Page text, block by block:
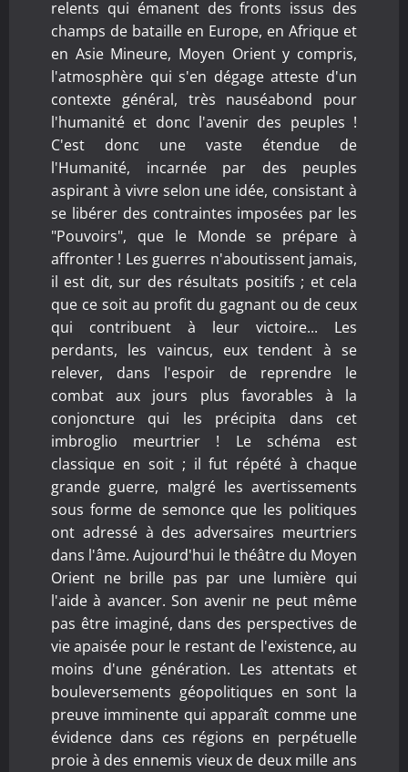
relents qui émanent des fronts issus des
champs de bataille en Europe, en Afrique et
en Asie Mineure, Moyen Orient y compris,
l'atmosphère qui s'en dégage atteste d'un
contexte général, très nauséabond pour
l'humanité et donc l'avenir des peuples !
C'est donc une vaste étendue de
l'Humanité, incarnée par des peuples
aspirant à vivre selon une idée, consistant à
se libérer des contraintes imposées par les
"Pouvoirs", que le Monde se prépare à
affronter ! Les guerres n'aboutissent jamais,
il est dit, sur des résultats positifs ; et cela
que ce soit au profit du gagnant ou de ceux
qui contribuent à leur victoire... Les
perdants, les vaincus, eux tendent à se
relever, dans l'espoir de reprendre le
combat aux jours plus favorables à la
conjoncture qui les précipita dans cet
imbroglio meurtrier ! Le schéma est
classique en soit ; il fut répété à chaque
grande guerre, malgré les avertissements
sous forme de semonce que les politiques
ont adressé à des adversaires meurtriers
dans l'âme. Aujourd'hui le théâtre du Moyen
Orient ne brille pas par une lumière qui
l'aide à avancer. Son avenir ne peut même
pas être imaginé, dans des perspectives de
vie apaisée pour le restant de l'existence, au
moins d'une génération. Les attentats et
bouleversements géopolitiques en sont la
preuve imminente qui apparaît comme une
évidence dans ces régions en perpétuelle
proie à des ennemis vieux de deux mille ans